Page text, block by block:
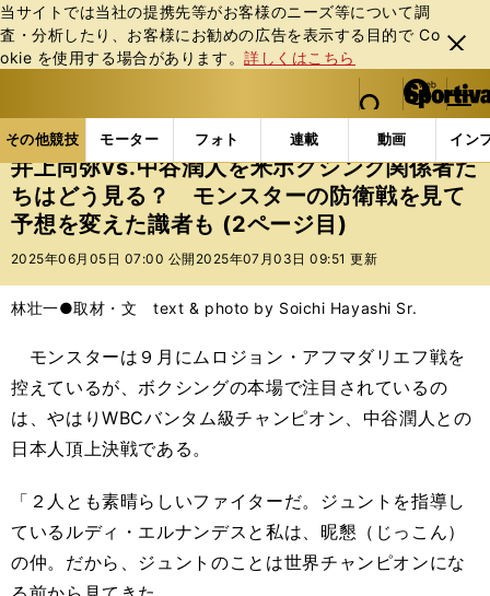
当サイトでは当社の提携先等がお客様のニーズ等について調
査・分析したり、お客様にお勧めの広告を表⽰する⽬的で Co
okie を使⽤する場合があります。詳しくはこちら
閉じ
る
web Sportiva (webスポルティーバ)
検索
マイペ
ー
ジ
メニュ
その他競技 モーター フォト 連載 動画 イン
ス
ポ
ル
テ
ー
バ
その他競技の記事一覧 格闘技 ボクシング 井上
井上尚弥vs.中谷潤人を米ボクシング関係者た
ちはどう見る？ モンスターの防衛戦を見て
予想を変えた識者も (2ページ目)
2025年06月05日 07:00 公開 2025年07月03日 09:51 更新
林壮一●取材・文 text & photo by Soichi Hayashi Sr.
モンスターは９月にムロジョン・アフマダリエフ戦を
控えているが、ボクシングの本場で注目されているの
は、やはりWBCバンタム級チャンピオン、中谷潤人との
日本人頂上決戦である。
「２人とも素晴らしいファイターだ。ジュントを指導し
ているルディ・エルナンデスと私は、昵懇（じっこん）
の仲。だから、ジュントのことは世界チャンピオンにな